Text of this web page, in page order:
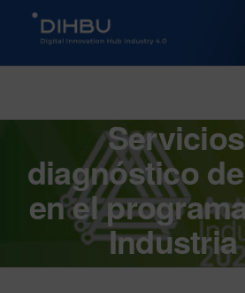
DIGITAL
diagnóstico
en el
Industria